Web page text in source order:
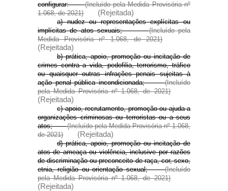
configurar:(Incluído pela Medida Provisória nº
1.068, de 2021)
(Rejeitada)
a) nudez ou representações explícitas ou
implícitas de atos sexuais;(Incluído pela
Medida Provisória nº 1.068, de 2021)
(Rejeitada)
b) prática, apoio, promoção ou incitação de
crimes contra a vida, pedofilia, terrorismo, tráfico
ou quaisquer outras infrações penais sujeitas à
ação penal pública incondicionada;(Incluído
pela Medida Provisória nº 1.068, de 2021)
(Rejeitada)
c) apoio, recrutamento, promoção ou ajuda a
organizações criminosas ou terroristas ou a seus
atos;(Incluído pela Medida Provisória nº 1.068,
de 2021)
(Rejeitada)
d) prática, apoio, promoção ou incitação de
atos de ameaça ou violência, inclusive por razões
de discriminação ou preconceito de raça, cor, sexo,
etnia, religião ou orientação sexual;(Incluído
pela Medida Provisória nº 1.068, de 2021)
(Rejeitada)